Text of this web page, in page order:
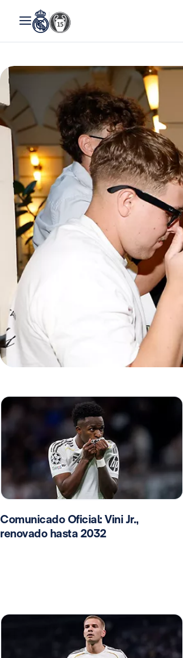
Comunicado Oficial: Vini Jr.,
renovado hasta 2032